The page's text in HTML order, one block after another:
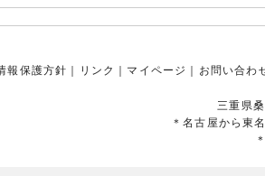
報保護方針 リンク マイページ お問い合わ
三重県
＊名古屋から東